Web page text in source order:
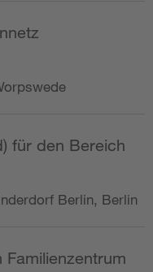
für den Bereich
Berlin, Berlin
Familienzentrum